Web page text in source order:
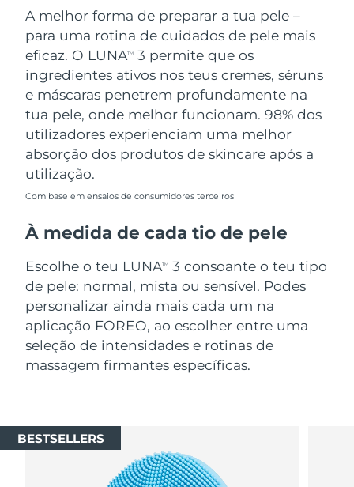
A melhor forma de preparar a tua pele –
para uma rotina de cuidados de pele mais
eficaz. O LUNATM
3 permite que os
ingredientes ativos nos teus cremes, séruns
e máscaras penetrem profundamente na
tua pele, onde melhor funcionam. 98% dos
utilizadores experienciam uma melhor
absorção dos produtos de skincare após a
utilização.
Com base em ensaios de consumidores terceiros
À medida de cada tio de pele
Escolhe o teu LUNATM
3 consoante o teu tipo
de pele: normal, mista ou sensível. Podes
personalizar ainda mais cada um na
aplicação FOREO, ao escolher entre uma
seleção de intensidades e rotinas de
massagem firmantes específicas.
BESTSELLERS